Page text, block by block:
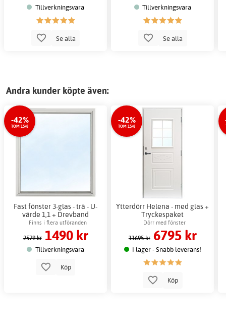
Tillverkningsvara
Se alla
Tillverkningsvara
Se alla
Andra kunder köpte även:
-42%
TOM 15/8
Fast fönster 3-glas - trä - U-
värde 1,1 + Drevband
Finns i flera utföranden
2579 kr 1490 kr
Tillverkningsvara
Köp
-42%
TOM 15/8
Ytterdörr Helena - med glas +
Tryckespaket
Dörr med fönster
11695 kr 6795 kr
I lager - Snabb leverans!
Köp